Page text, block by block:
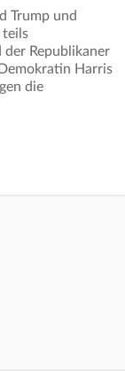
Trump und
teils
der Republikaner
Harris
die